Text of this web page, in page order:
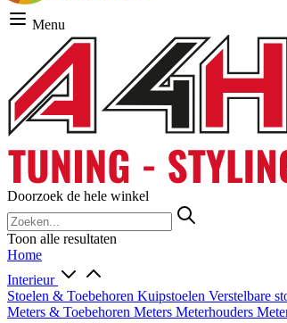
Menu
Doorzoek de hele winkel
Toon alle resultaten
Home
Interieur
Stoelen & Toebehoren Kuipstoelen Verstelbare
Meters & Toebehoren Meters Meterhouders